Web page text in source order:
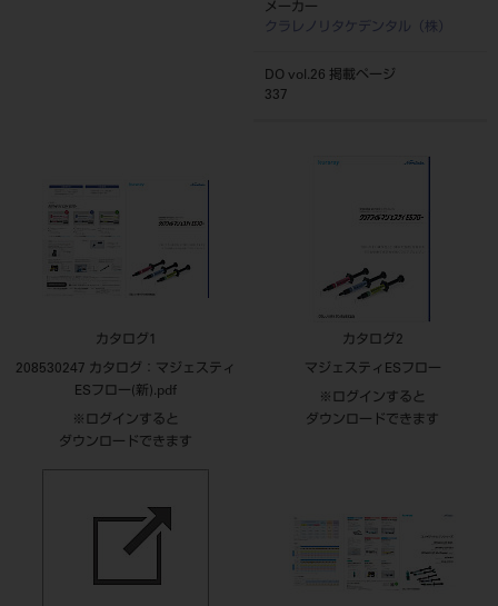
メーカー
クラレノリタケデンタル（株）
DO vol.26 掲載ページ
337
カタログ1
208530247 カタログ：マジェスティ
ESフロー(新).pdf
※ログインすると
ダウンロードできます
カタログ2
マジェスティESフロー
※ログインすると
ダウンロードできます